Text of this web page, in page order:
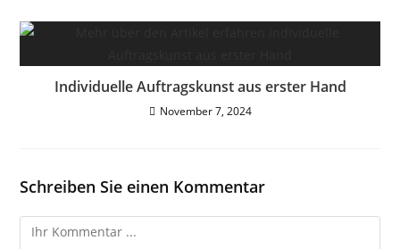
Individuelle Auftragskunst aus erster Hand
November 7, 2024
Schreiben Sie einen Kommentar